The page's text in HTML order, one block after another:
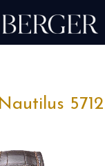
Nautilus 5712